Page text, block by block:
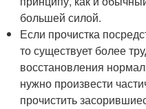
большей силой.
Если прочистка
то существует более
восстановления
нужно произвести
прочистить